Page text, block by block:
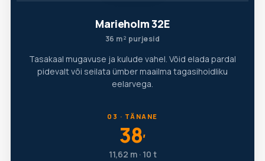
Marieholm 32E
36 m² purjesid
Tasakaal mugavuse ja kulude vahel. Võid elada pardal
pidevalt või seilata ümber maailma tagasihoidliku
eelarvega.
03 · TÄNANE
38′
11,62 m · 10 t